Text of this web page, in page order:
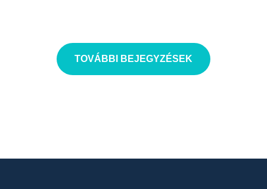
TOVÁBBI BEJEGYZÉSEK